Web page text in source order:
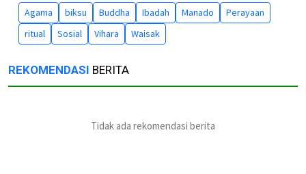
Agama biksu Buddha Ibadah Manado
Perayaan
ritual
Sosial Vihara Waisak
REKOMENDASI BERITA
Tidak ada rekomendasi berita